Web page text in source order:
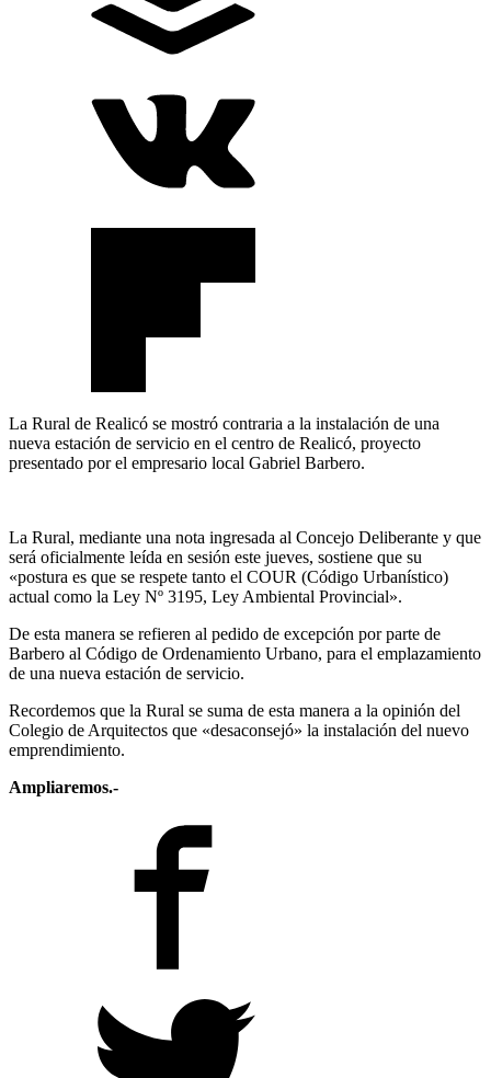
La Rural de Realicó se mostró contraria a la instalación de una
nueva estación de servicio en el centro de Realicó, proyecto
presentado por el empresario local Gabriel Barbero.
La Rural, mediante una nota ingresada al Concejo Deliberante y que
será oficialmente leída en sesión este jueves, sostiene que su
«postura es que se respete tanto el COUR (Código Urbanístico)
actual como la Ley Nº 3195, Ley Ambiental Provincial».
De esta manera se refieren al pedido de excepción por parte de
Barbero al Código de Ordenamiento Urbano, para el emplazamiento
de una nueva estación de servicio.
Recordemos que la Rural se suma de esta manera a la opinión del
Colegio de Arquitectos que «desaconsejó» la instalación del nuevo
emprendimiento.
Ampliaremos.-